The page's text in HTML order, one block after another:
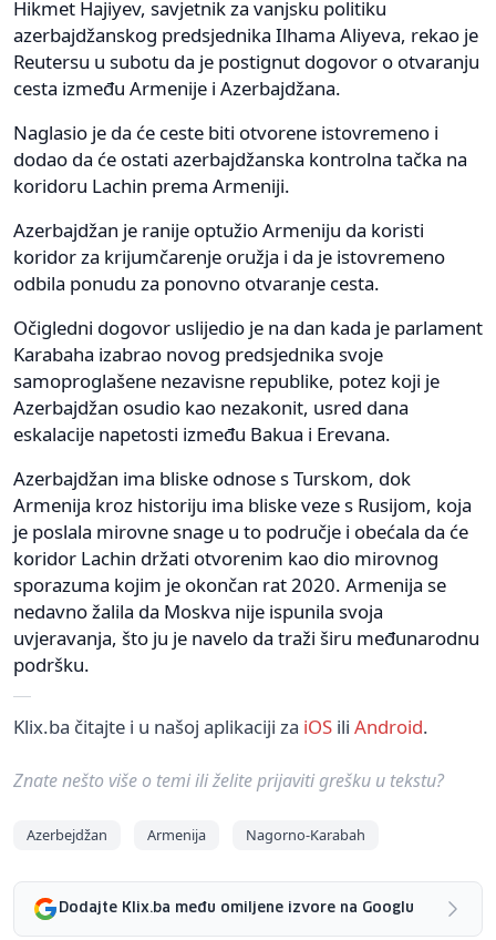
Hikmet Hajiyev, savjetnik za vanjsku politiku
azerbajdžanskog predsjednika Ilhama Aliyeva, rekao je
Reutersu u subotu da je postignut dogovor o otvaranju
cesta između Armenije i Azerbajdžana.
Naglasio je da će ceste biti otvorene istovremeno i
dodao da će ostati azerbajdžanska kontrolna tačka na
koridoru Lachin prema Armeniji.
Azerbajdžan je ranije optužio Armeniju da koristi
koridor za krijumčarenje oružja i da je istovremeno
odbila ponudu za ponovno otvaranje cesta.
Očigledni dogovor uslijedio je na dan kada je parlament
Karabaha izabrao novog predsjednika svoje
samoproglašene nezavisne republike, potez koji je
Azerbajdžan osudio kao nezakonit, usred dana
eskalacije napetosti između Bakua i Erevana.
Azerbajdžan ima bliske odnose s Turskom, dok
Armenija kroz historiju ima bliske veze s Rusijom, koja
je poslala mirovne snage u to područje i obećala da će
koridor Lachin držati otvorenim kao dio mirovnog
sporazuma kojim je okončan rat 2020. Armenija se
nedavno žalila da Moskva nije ispunila svoja
uvjeravanja, što ju je navelo da traži širu međunarodnu
podršku.
Klix.ba čitajte i u našoj aplikaciji za iOS ili Android.
Znate nešto više o temi ili želite prijaviti grešku u tekstu?
Azerbejdžan Armenija Nagorno-Karabah
Dodajte Klix.ba među omiljene izvore na Googlu